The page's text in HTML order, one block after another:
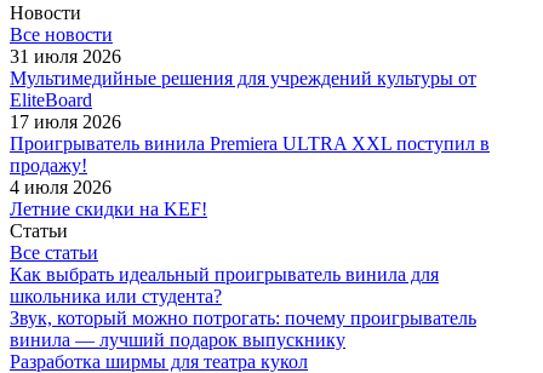
Новости
Все новости
31 июля 2026
Мультимедийные решения для учреждений культуры от
EliteBoard
17 июля 2026
Проигрыватель винила Premiera ULTRA XXL поступил в
продажу!
4 июля 2026
Летние скидки на KEF!
Статьи
Все статьи
Как выбрать идеальный проигрыватель винила для
школьника или студента?
Звук, который можно потрогать: почему проигрыватель
винила — лучший подарок выпускнику
Разработка ширмы для театра кукол